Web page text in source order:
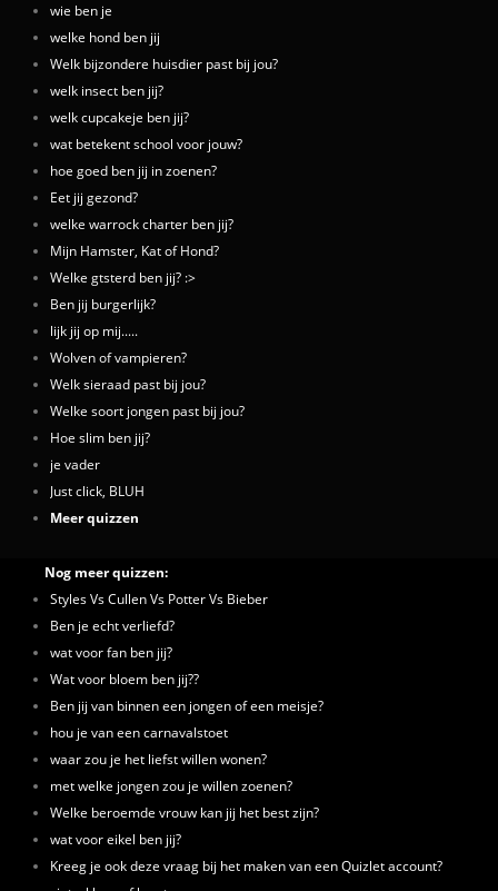
wie ben je
welke hond ben jij
Welk bijzondere huisdier past bij jou?
welk insect ben jij?
welk cupcakeje ben jij?
wat betekent school voor jouw?
hoe goed ben jij in zoenen?
Eet jij gezond?
welke warrock charter ben jij?
Mijn Hamster, Kat of Hond?
Welke gtsterd ben jij? :>
Ben jij burgerlijk?
lijk jij op mij.....
Wolven of vampieren?
Welk sieraad past bij jou?
Welke soort jongen past bij jou?
Hoe slim ben jij?
je vader
Just click, BLUH
Meer quizzen
Nog meer quizzen:
Styles Vs Cullen Vs Potter Vs Bieber
Ben je echt verliefd?
wat voor fan ben jij?
Wat voor bloem ben jij??
Ben jij van binnen een jongen of een meisje?
hou je van een carnavalstoet
waar zou je het liefst willen wonen?
met welke jongen zou je willen zoenen?
Welke beroemde vrouw kan jij het best zijn?
wat voor eikel ben jij?
Kreeg je ook deze vraag bij het maken van een Quizlet account?